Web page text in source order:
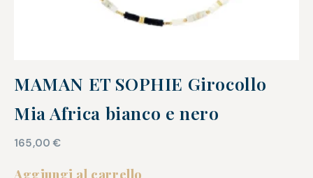
MAMAN ET SOPHIE Girocollo
Mia Africa bianco e nero
165,00€
Aggiungi al carrello